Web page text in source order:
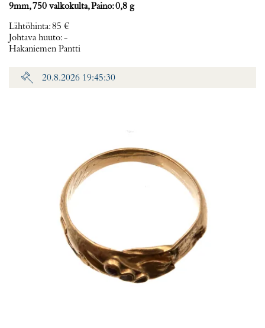
9mm, 750 valkokulta, Paino: 0,8 g
Lähtöhinta:85 €
Johtava huuto:-
Hakaniemen Pantti
20.8.2026 19:45:30